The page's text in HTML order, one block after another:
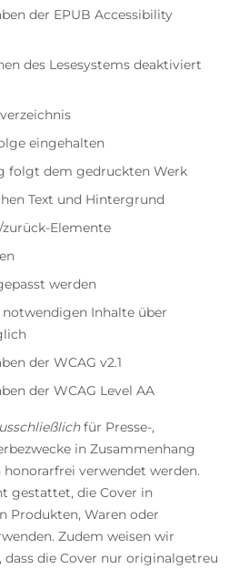
der EPUB Accessibility
des Lesesystems deaktiviert
eingehalten
folgt dem gedruckten Werk
Text und Hintergrund
Elemente
werden
Inhalte über
der WCAG v2.1
der WCAG Level AA
für Presse-,
in Zusammenhang
verwendet werden.
gestattet, die Cover in
Produkten, Waren oder
Zudem weisen wir
die Cover nur originalgetreu